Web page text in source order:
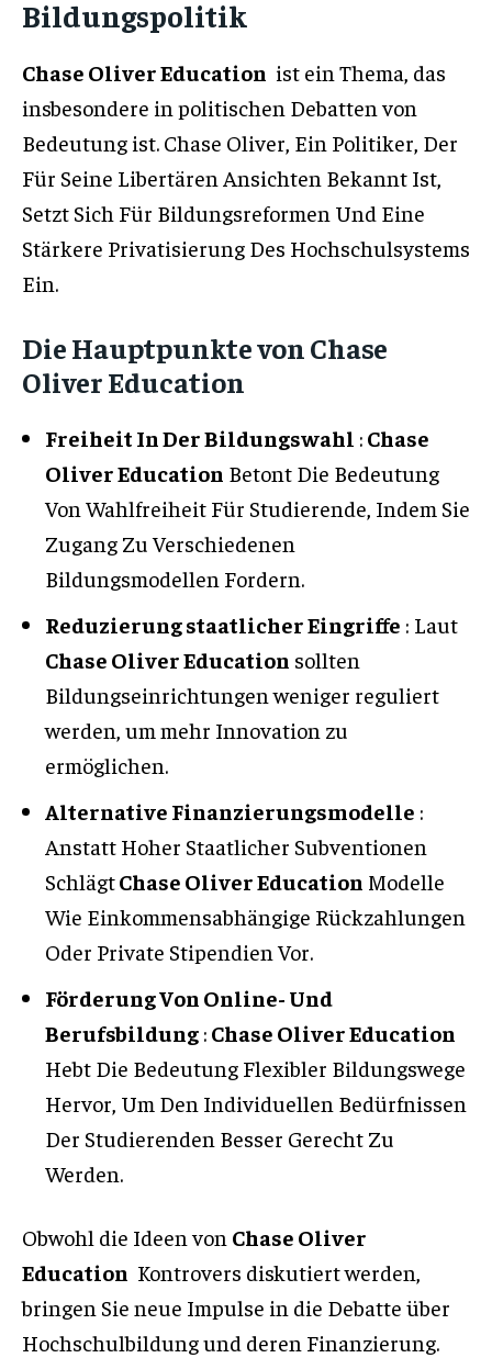
Bildungspolitik
Chase Oliver Education ist ein Thema, das
insbesondere in politischen Debatten von
Bedeutung ist. Chase Oliver, Ein Politiker, Der
Für Seine Libertären Ansichten Bekannt Ist,
Setzt Sich Für Bildungsreformen Und Eine
Stärkere Privatisierung Des Hochschulsystems
Ein.
Die Hauptpunkte von Chase
Oliver Education
Freiheit In Der Bildungswahl : Chase
Oliver Education Betont Die Bedeutung
Von Wahlfreiheit Für Studierende, Indem Sie
Zugang Zu Verschiedenen
Bildungsmodellen Fordern.
Reduzierung staatlicher Eingriffe : Laut
Chase Oliver Education sollten
Bildungseinrichtungen weniger reguliert
werden, um mehr Innovation zu
ermöglichen.
Alternative Finanzierungsmodelle :
Anstatt Hoher Staatlicher Subventionen
SchlägtChase Oliver Education Modelle
Wie Einkommensabhängige Rückzahlungen
Oder Private Stipendien Vor.
Förderung Von Online- Und
Berufsbildung : Chase Oliver Education
Hebt Die Bedeutung Flexibler Bildungswege
Hervor, Um Den Individuellen Bedürfnissen
Der Studierenden Besser Gerecht Zu
Werden.
Obwohl die Ideen von Chase Oliver
Education Kontrovers diskutiert werden,
bringen Sie neue Impulse in die Debatte über
Hochschulbildung und deren Finanzierung.